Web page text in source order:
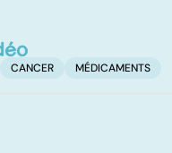
CANCER MÉDICAMENTS